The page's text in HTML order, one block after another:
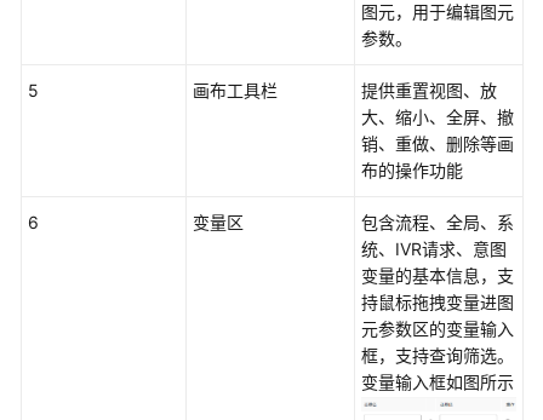
图元，用于编辑图元
参数。
5 画布工具栏
提供重置视图、放
大、缩小、全屏、撤
销、重做、删除等画
布的操作功能
6 变量区
包含流程、全局、系
统、IVR请求、意图
变量的基本信息，支
持鼠标拖拽变量进图
元参数区的变量输入
框，支持查询筛选。
变量输入框如图所示